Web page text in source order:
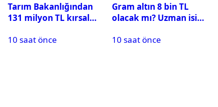
Tarım Bakanlığından
131 milyon TL kırsal
Toplam 688 milyon TL
10 saat önce
Gram altın 8 bin TL
olacak mı? Uzman isim
açıkladı
10 saat önce